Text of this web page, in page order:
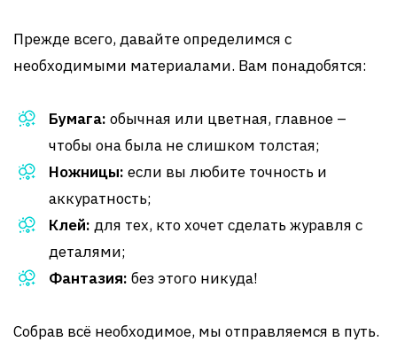
Прежде всего, давайте определимся с
необходимыми материалами. Вам понадобятся:
Бумага: обычная или цветная, главное –
чтобы она была не слишком толстая;
Ножницы: если вы любите точность и
аккуратность;
Клей: для тех, кто хочет сделать журавля с
деталями;
Фантазия: без этого никуда!
Собрав всё необходимое, мы отправляемся в путь.